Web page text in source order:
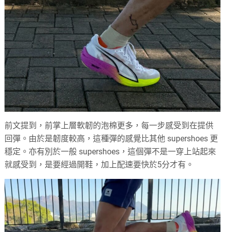
前文提到，前掌上層軟韌的泡棉更多，每一步感受到在提供
回彈。由於是韌度較高，這種彈的感覺比其他 supershoes 更
穩定。亦有別於一般 supershoes，這個彈不是一穿上站起來
就感受到，是要經過開鞋，加上配速要快於5分才有。